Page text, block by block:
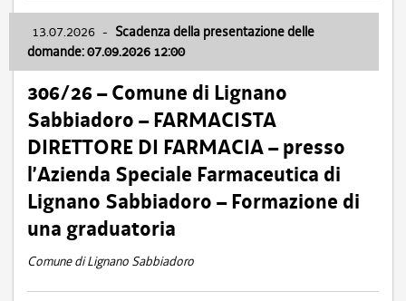
13.07.2026 - Scadenza della presentazione delle
domande: 07.09.2026 12:00
306/26 – Comune di Lignano
Sabbiadoro – FARMACISTA
DIRETTORE DI FARMACIA – presso
l’Azienda Speciale Farmaceutica di
Lignano Sabbiadoro – Formazione di
una graduatoria
Comune di Lignano Sabbiadoro